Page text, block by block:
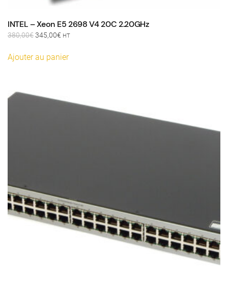
INTEL – Xeon E5 2698 V4 20C 2.20GHz
380,00€Le
initial
345,00€ Le
actuel
HT
Ajouter au panier